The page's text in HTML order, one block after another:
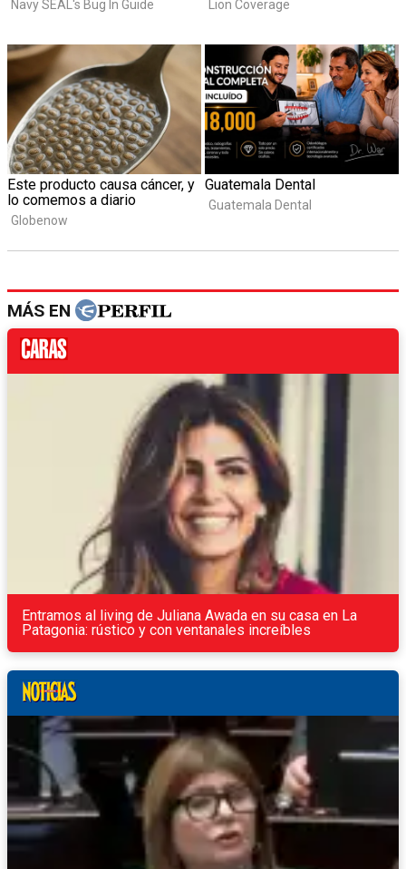
MÁS EN
Entramos al living de Juliana Awada en su casa en La
Patagonia: rústico y con ventanales increíbles